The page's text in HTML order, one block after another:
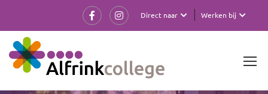
Werken bij
Direct naar